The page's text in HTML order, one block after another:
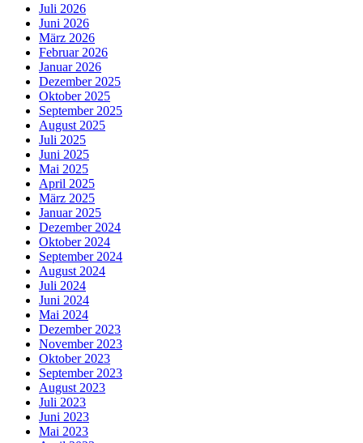
Juli 2026
Juni 2026
März 2026
Februar 2026
Januar 2026
Dezember 2025
Oktober 2025
September 2025
August 2025
Juli 2025
Juni 2025
Mai 2025
April 2025
März 2025
Januar 2025
Dezember 2024
Oktober 2024
September 2024
August 2024
Juli 2024
Juni 2024
Mai 2024
Dezember 2023
November 2023
Oktober 2023
September 2023
August 2023
Juli 2023
Juni 2023
Mai 2023